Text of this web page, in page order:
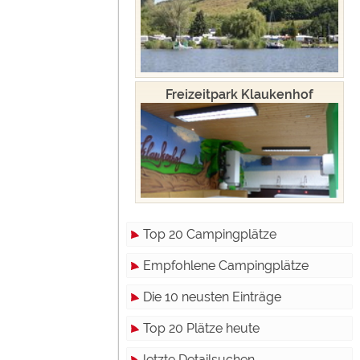
Freizeitpark Klaukenhof
Top 20 Campingplätze
Empfohlene Campingplätze
Die 10 neusten Einträge
Top 20 Plätze heute